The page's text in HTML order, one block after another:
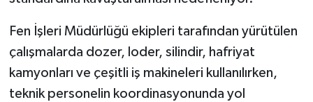
Fen İşleri Müdürlüğü ekipleri tarafından yürütülen
çalışmalarda dozer, loder, silindir, hafriyat
kamyonları ve çeşitli iş makineleri kullanılırken,
teknik personelin koordinasyonunda yol